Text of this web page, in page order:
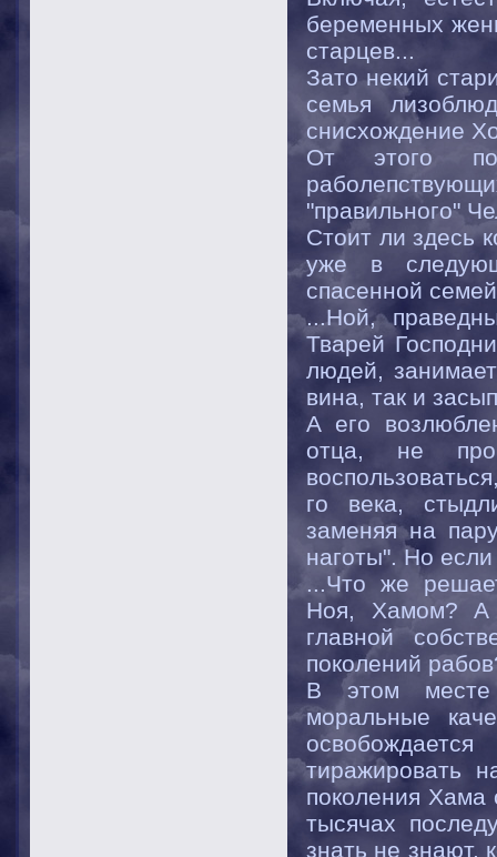
беременных
старцев...
Зато некий
семья
снисхождение
От этого
"правильного"
Стоит ли здесь
уже в
спасенной
...Ной,
Тварей
людей,
вина, так и
А его
отца, не
го века,
заменяя на
наготы". Но
...Что же
Ноя, Хамом? А
главной
поколений
В этом месте
моральные
тиражировать
поколения Хама
тысячах
знать не знают,